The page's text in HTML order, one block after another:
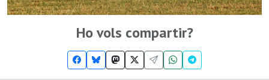
Ho vols compartir?